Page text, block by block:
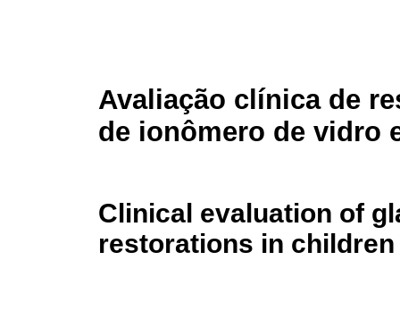
Avaliação clínica de
de ionômero de vidro
Clinical evaluation of
restorations in children